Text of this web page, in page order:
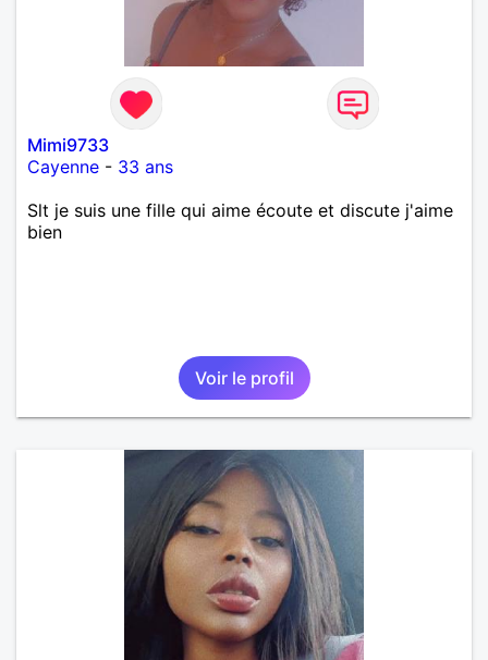
Mimi9733
Cayenne - 33 ans
Slt je suis une fille qui aime écoute et discute j'aime
bien
Voir le profil